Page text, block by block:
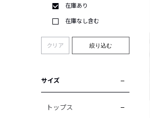
在庫あり
在庫なし含む
クリア 絞り込む
サイズ
トップス